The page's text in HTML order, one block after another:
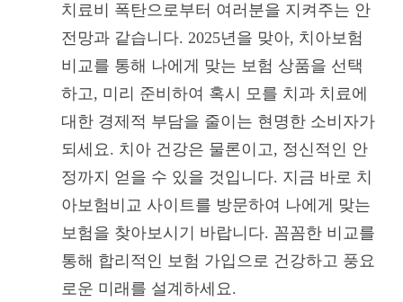
치료비 폭탄으로부터 여러분을 지켜주는 안
전망과 같습니다. 2025년을 맞아, 치아보험
비교를 통해 나에게 맞는 보험 상품을 선택
하고, 미리 준비하여 혹시 모를 치과 치료에
대한 경제적 부담을 줄이는 현명한 소비자가
되세요. 치아 건강은 물론이고, 정신적인 안
정까지 얻을 수 있을 것입니다. 지금 바로 치
아보험비교 사이트를 방문하여 나에게 맞는
보험을 찾아보시기 바랍니다. 꼼꼼한 비교를
통해 합리적인 보험 가입으로 건강하고 풍요
로운 미래를 설계하세요.